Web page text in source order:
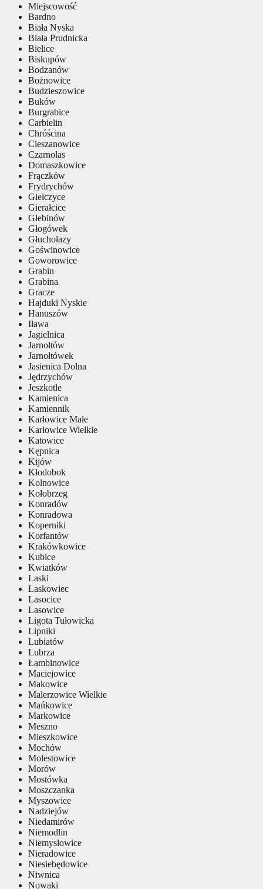
Miejscowość
Bardno
Biała Nyska
Biała Prudnicka
Bielice
Biskupów
Bodzanów
Bożnowice
Budzieszowice
Buków
Burgrabice
Carbielin
Chróścina
Cieszanowice
Czarnolas
Domaszkowice
Frączków
Frydrychów
Giełczyce
Gierałcice
Głebinów
Głogówek
Głuchołazy
Goświnowice
Goworowice
Grabin
Grabina
Gracze
Hajduki Nyskie
Hanuszów
Iława
Jagielnica
Jarnołtów
Jarnołtówek
Jasienica Dolna
Jędrzychów
Jeszkotle
Kamienica
Kamiennik
Karłowice Małe
Karłowice Wielkie
Katowice
Kępnica
Kijów
Kłodobok
Kolnowice
Kołobrzeg
Konradów
Konradowa
Koperniki
Korfantów
Krakówkowice
Kubice
Kwiatków
Laski
Laskowiec
Lasocice
Lasowice
Ligota Tułowicka
Lipniki
Lubiatów
Lubrza
Łambinowice
Maciejowice
Makowice
Malerzowice Wielkie
Mańkowice
Markowice
Meszno
Mieszkowice
Mochów
Molestowice
Morów
Mostówka
Moszczanka
Myszowice
Nadziejów
Niedamirów
Niemodlin
Niemysłowice
Nieradowice
Niesiebędowice
Niwnica
Nowaki